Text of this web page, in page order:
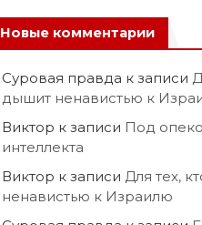
Новые комментарии
Суровая правда к записи
дышит ненавистью к
Виктор к записи Под
интеллекта
Виктор к записи Для тех,
ненавистью к Израилю